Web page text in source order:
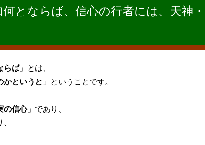
とならば、信心の行者には、天神
らば」とは、
かというと 」ということです。
の信心」であり、